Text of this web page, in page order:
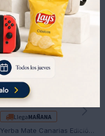
LlegaMAÑANA
Yerba Mate Canarias Edición Especial 500GR